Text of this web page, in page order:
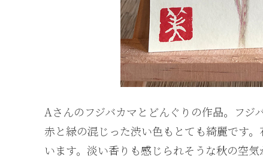
Aさんのフジバカマとどんぐりの作品。フ
赤と緑の混じった渋い色もとても綺麗です
います。淡い香りも感じられそうな秋の空気